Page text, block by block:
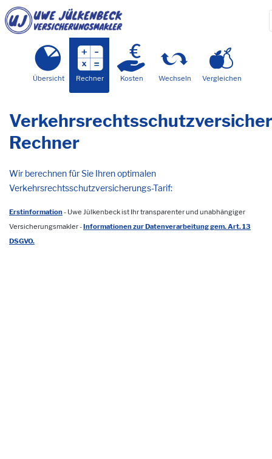
Übersicht Rechner Kosten Wechseln Vergleichen
Rechner
Wir berechnen für Sie Ihren optimalen
Verkehrsrechtsschutzversicherungs-Tarif:
Erstinformation- Uwe Jülkenbeck ist Ihr transparenter und unabhängiger
Versicherungsmakler -Informationen zur Datenverarbeitung gem. Art. 13
DSGVO.